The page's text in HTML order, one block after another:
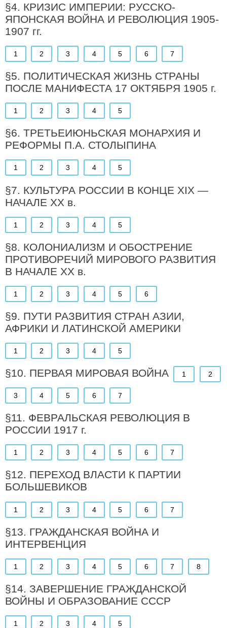
§4. КРИЗИС ИМПЕРИИ: РУССКО-
ЯПОНСКАЯ ВОЙНА И РЕВОЛЮЦИЯ 1905-
1907 гг.
1 2 3 4 5 6 7
§5. ПОЛИТИЧЕСКАЯ ЖИЗНЬ СТРАНЫ
ПОСЛЕ МАНИФЕСТА 17 ОКТЯБРЯ 1905 г.
1 2 3 4 5
§6. ТРЕТЬЕИЮНЬСКАЯ МОНАРХИЯ И
РЕФОРМЫ П.А. СТОЛЫПИНА
1 2 3 4 5
§7. КУЛЬТУРА РОССИИ В КОНЦЕ XIX —
НАЧАЛЕ XX в.
1 2 3 4 5
§8. КОЛОНИАЛИЗМ И ОБОСТРЕНИЕ
ПРОТИВОРЕЧИЙ МИРОВОГО РАЗВИТИЯ
В НАЧАЛЕ XX в.
1 2 3 4 5 6
§9. ПУТИ РАЗВИТИЯ СТРАН АЗИИ,
АФРИКИ И ЛАТИНСКОЙ АМЕРИКИ
1 2 3 4 5
§10. ПЕРВАЯ МИРОВАЯ ВОЙНА 1 2
3 4 5 6 7
§11. ФЕВРАЛЬСКАЯ РЕВОЛЮЦИЯ В
РОССИИ 1917 г.
1 2 3 4 5 6 7
§12. ПЕРЕХОД ВЛАСТИ К ПАРТИИ
БОЛЬШЕВИКОВ
1 2 3 4 5 6 7
§13. ГРАЖДАНСКАЯ ВОЙНА И
ИНТЕРВЕНЦИЯ
1 2 3 4 5 6 7 8
§14. ЗАВЕРШЕНИЕ ГРАЖДАНСКОЙ
ВОЙНЫ И ОБРАЗОВАНИЕ СССР
1 2 3 4 5